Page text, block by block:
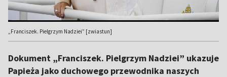
„Franciszek. Pielgrzym Nadziei” [zwiastun]
Dokument „Franciszek. Pielgrzym Nadziei” ukazuje
Papieża jako duchowego przewodnika naszych